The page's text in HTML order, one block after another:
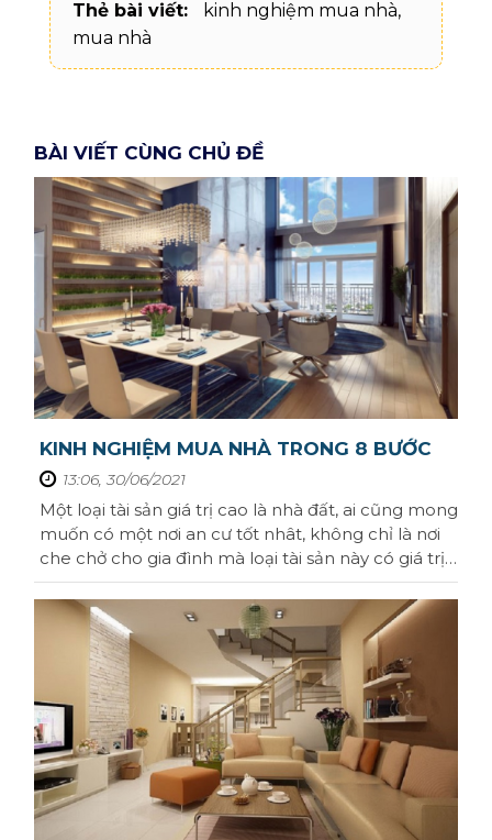
Thẻ bài viết: kinh nghiệm mua nhà,
mua nhà
BÀI VIẾT CÙNG CHỦ ĐỀ
KINH NGHIỆM MUA NHÀ TRONG 8 BƯỚC
13:06, 30/06/2021
Một loại tài sản giá trị cao là nhà đất, ai cũng mong
muốn có một nơi an cư tốt nhât, không chỉ là nơi
che chở cho gia đình mà loại tài sản này có giá trị
lớn trong tương lại.Vì vậy người mua nhà cần thận
trong với quyết định nên mua nhà như thế nào là
tốt? mang lại giá trị trong tương lai hãy cùng
Homeseek điểm qua ...